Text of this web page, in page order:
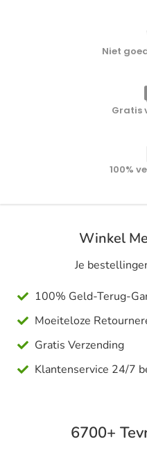
Niet
Gratis
100%
Winkel
Je
100% Geld-Terug-
Moeiteloze
Gratis Verzending
Klantenservice 24/7
6700+